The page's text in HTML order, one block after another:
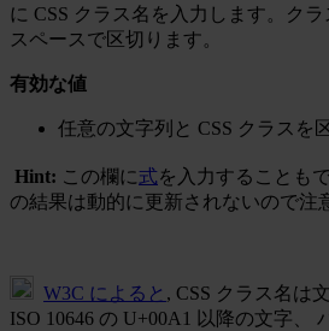
に CSS クラス名を入力します。ク
スペースで区切ります。
有効な値
任意の文字列と CSS クラスを
Hint: この欄に式を入力することも
の結果は動的に更新されないので注
W3C によると , CSS クラス名は
ISO 10646 の U+00A1 以降の文字、